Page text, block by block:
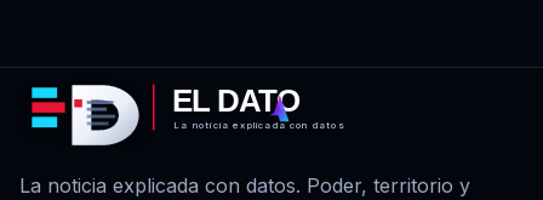
EL DATO
La noticia explicada con datos
La noticia explicada con datos. Poder, territorio y